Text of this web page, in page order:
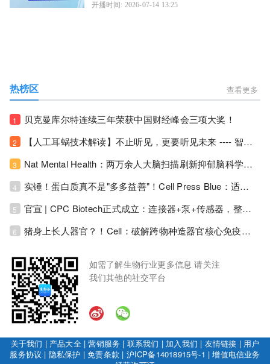
开播时间: 2026-07-14 13:25
热榜区 查看更多
1 贝克曼库尔特连续三年荣获中国财经峰会三项大奖！
2 【人工耳蜗技术解读】不止听见，更要听见未来 ---- 智能耳蜗，开启人工耳蜗技术新纪元！
3 Nat Mental Health：两万余人大脑扫描刷新抑郁脑科学认知！抑郁不只是情绪病，视觉、运动脑区同步受损！
4 实锤！蛋白质真不是"多多益善"！Cell Press Blue：适度限蛋白，反而拉长健康寿命！
5 官宣 | CPC Biotech正式成立：连接器+泵+传感器，整合生物制药流体管理解决方案！
6 猪身上长人器官？！Cell：破解跨物种造器官核心免疫关卡！全新异种吞噬机制打通人体器官培育赛道！
如需了解生物行业更多信息 请关注
我们其他的社交平台
关于我们 | 产品大全|营销服务 | 联系我们 | 加入我们 | 友情链接 | 用户
服务协议 | 隐私保护 |免责条款 | 沪ICP备14018915号-1 |增值电信业务